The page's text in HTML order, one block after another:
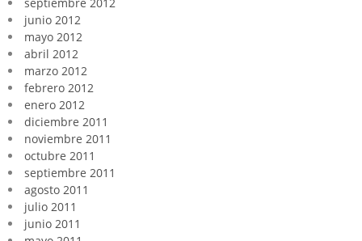
septiembre 2012
junio 2012
mayo 2012
abril 2012
marzo 2012
febrero 2012
enero 2012
diciembre 2011
noviembre 2011
octubre 2011
septiembre 2011
agosto 2011
julio 2011
junio 2011